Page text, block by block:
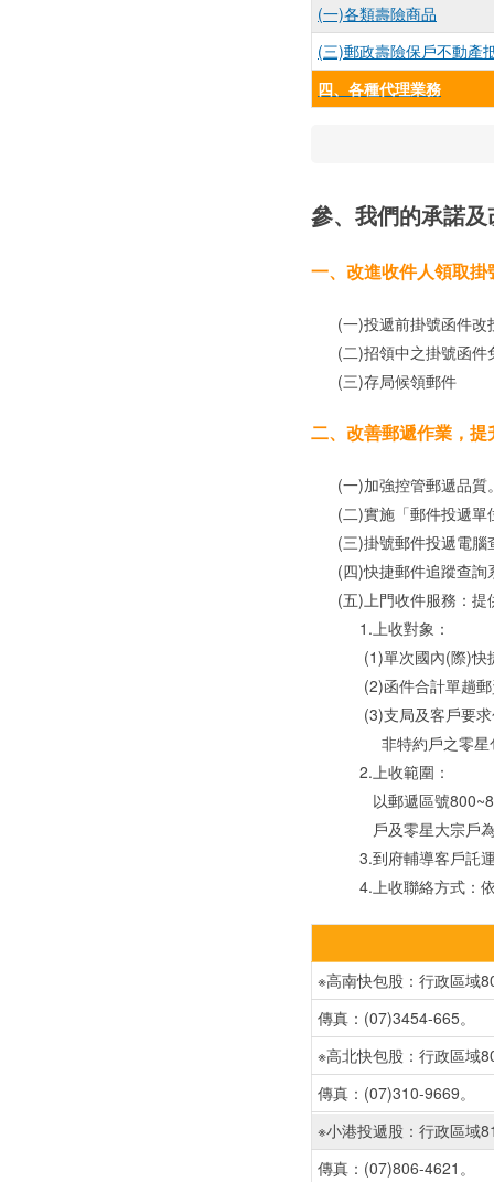
(一)各類壽險商品
(三)郵政壽險保戶不動產
四、各種代理業務
參、我們的承諾
一、改進收件人領取掛
(一)投遞前掛號函件改
(二)招領中之掛號函件
(三)存局候領郵件
二、改善郵遞作業，提
(一)加強控管郵遞品質
(二)實施「郵件投遞單
(三)掛號郵件投遞電腦
(四)快捷郵件追蹤查詢
(五)上門收件服務：提
1.上收對象：
(1)單次國內(際)快捷
(2)函件合計單趟郵
(3)支局及客戶要求包
非特約戶之零星包裹
2.上收範圍：
以郵遞區號800~807
戶及零星大宗戶為
3.到府輔導客戶託運單
4.上收聯絡方式：依
※高南快包股：行政區域
傳真：(07)3454-665。
※高北快包股：行政區域
傳真：(07)310-9669。
※小港投遞股：行政區域
傳真：(07)806-4621。